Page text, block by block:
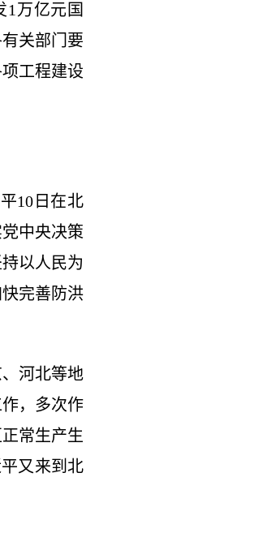
万亿元国
关部门要
工程建设
10日在北
中央决策
以人民为
完善防洪
河北等地
，多次作
常生产生
又来到北